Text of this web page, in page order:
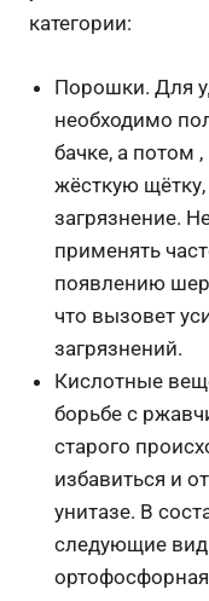
категории:
Порошки. Для
необходимо
бачке, а потом
жёсткую щётку,
загрязнение.
применять
появлению
что вызовет
загрязнений.
Кислотные
борьбе с
старого
избавиться и
унитазе. В
следующие